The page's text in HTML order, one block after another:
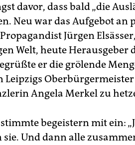
davor, dass bald „die
Neu war das Aufgebot
Jürgen
Welt, heute Herausgeber
er die grölende
Leipzigs
Angela Merkel zu
begeistern mit ein:
sie. Und dann alle